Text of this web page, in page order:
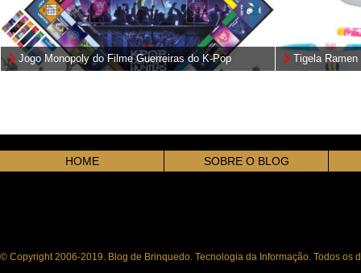
Jogo Monopoly do Filme Guerreiras do K-Pop
(Netflix)
Tigela Ramen
HOME SOBRE O BLOG
© Copyright 2006-2019. Blog de Brinquedo. Tecnologia da Informação. Todos os